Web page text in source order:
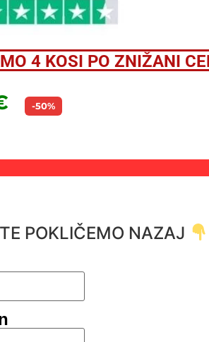
4 KOSI PO ZNIŽANI
-50%
POKLIČEMO NAZAJ